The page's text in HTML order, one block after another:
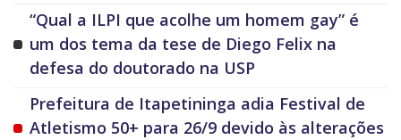
“Qual a ILPI que acolhe um homem gay” é
um dos tema da tese de Diego Felix na
defesa do doutorado na USP
Prefeitura de Itapetininga adia Festival de
Atletismo 50+ para 26/9 devido às alterações